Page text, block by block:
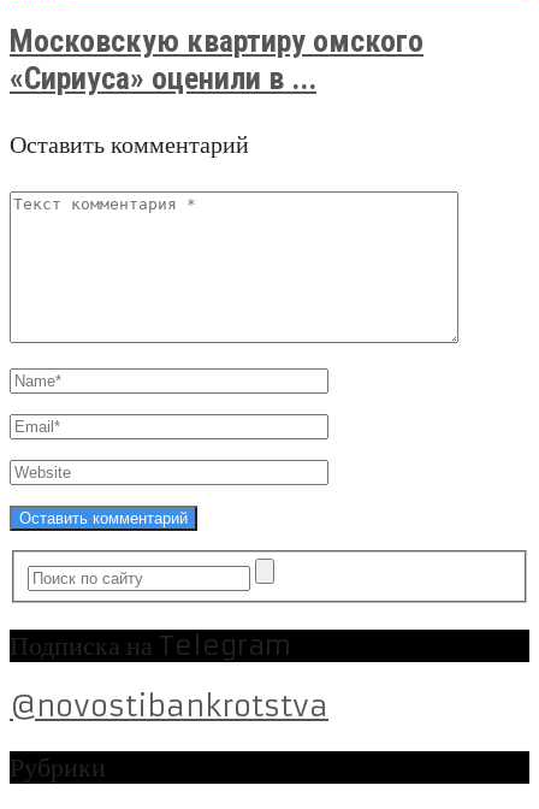
Московскую квартиру омского
«Сириуса» оценили в ...
Оставить комментарий
Подписка на Telegram
@novostibankrotstva
Рубрики